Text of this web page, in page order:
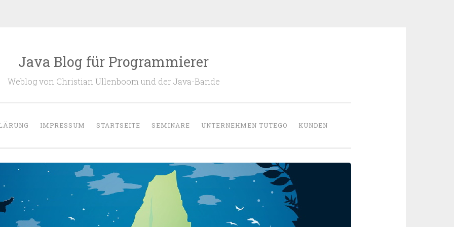
Java Blog für Programmierer
Weblog von Christian Ullenboom und der Java-Bande
IMPRESSUM STARTSEITE SEMINARE UNTERNEHMEN TUTEGO KUNDEN